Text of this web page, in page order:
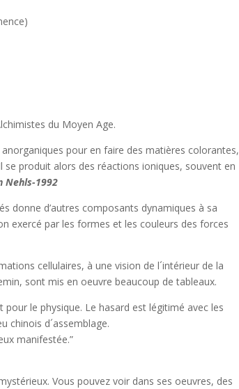
du Moyen Age.
pour en faire des matières colorantes,
produit alors des réactions ioniques, souvent en
Nehls-1992
donne d’autres composants dynamiques à sa
exercé par les formes et les couleurs des forces
cellulaires, à une vision de l´intérieur de la
sont mis en oeuvre beaucoup de tableaux.
le physique. Le hasard est légitimé avec les
chinois d´assemblage.
manifestée.”
Vous pouvez voir dans ses oeuvres, des